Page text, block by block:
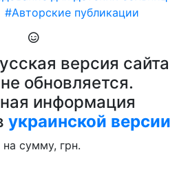
#Авторские публикации
версия сайта
обновляется.
информация
украинской версии
сумму, грн.